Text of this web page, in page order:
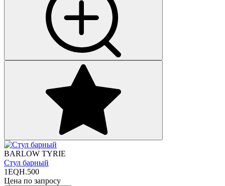
BARLOW TYRIE
Стул барный
1EQH.500
Цена по запросу